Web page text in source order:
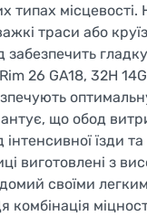
типах місцевості.
траси або
забезпечить
26 GA18, 32H
що обод
їзди
виготовлені з
своїми